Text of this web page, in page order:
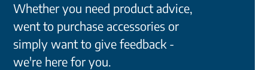
Whether you need product advice,
went to purchase accessories or
simply want to give feedback -
we're here for you.